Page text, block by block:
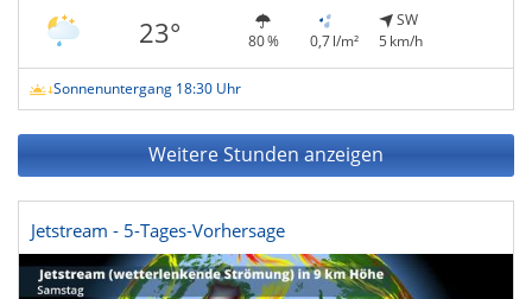
23° 80 % 0,7 l/m²
SW
5 km/h
Sonnenuntergang 18:30 Uhr
Weitere Stunden anzeigen
Jetstream - 5-Tages-Vorhersage